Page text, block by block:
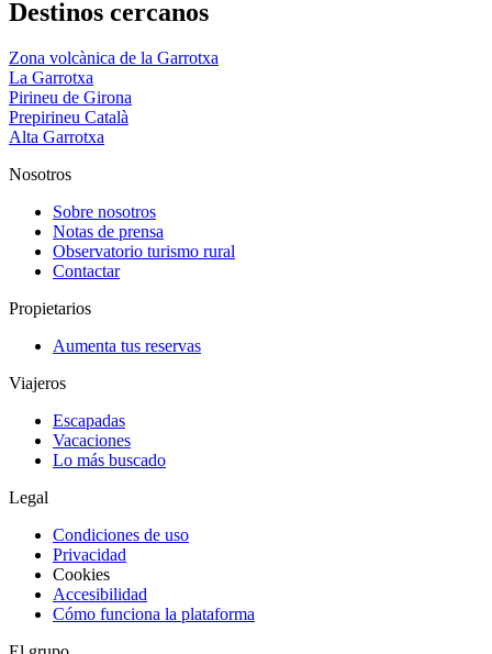
Destinos cercanos
Zona volcànica de la Garrotxa
La Garrotxa
Pirineu de Girona
Prepirineu Català
Alta Garrotxa
Nosotros
Sobre nosotros
Notas de prensa
Observatorio turismo rural
Contactar
Propietarios
Aumenta tus reservas
Viajeros
Escapadas
Vacaciones
Lo más buscado
Legal
Condiciones de uso
Privacidad
Cookies
Accesibilidad
Cómo funciona la plataforma